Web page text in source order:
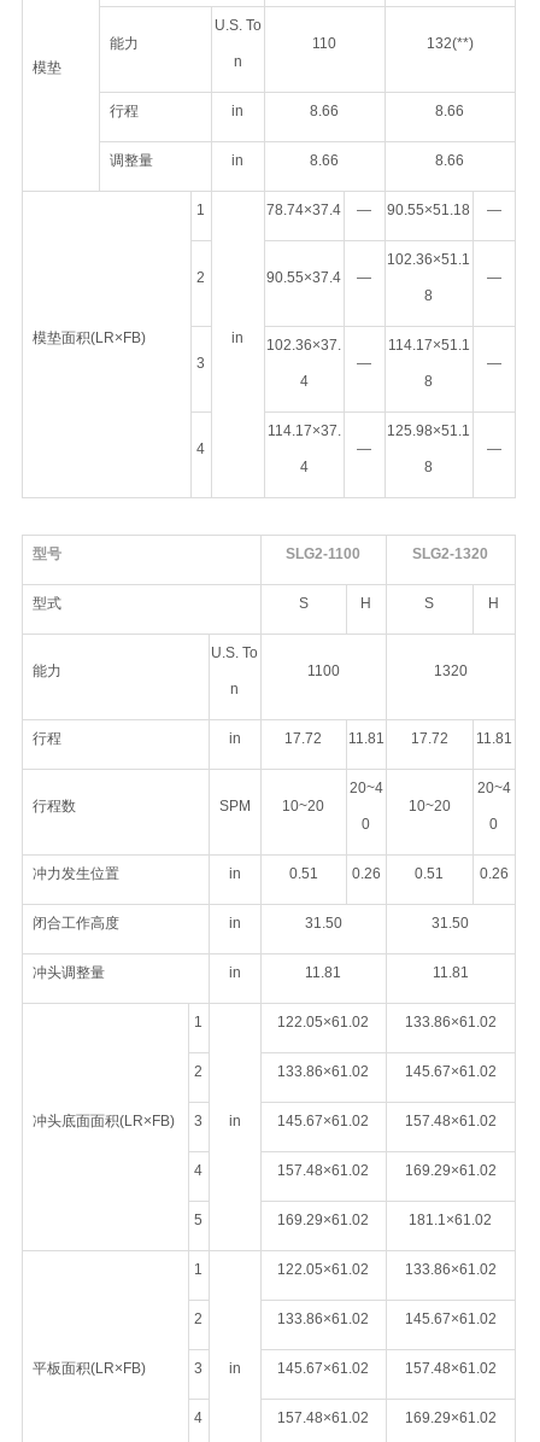
模垫
能力
U.S. To
n
110 132(**)
行程 in 8.66 8.66
调整量 in 8.66 8.66
模垫面积(LR×FB)
1
in
78.74×37.4 — 90.55×51.18 —
2 90.55×37.4 —
102.36×51.1
8
—
3
102.36×37.
4
—
114.17×51.1
8
—
4
114.17×37.
4
—
125.98×51.1
8
—
型号 SLG2-1100 SLG2-1320
型式 S H S H
能力
U.S. To
n
1100 1320
行程 in 17.72 11.81 17.72 11.81
行程数 SPM 10~20
20~4
0
10~20
20~4
0
冲力发生位置 in 0.51 0.26 0.51 0.26
闭合工作高度 in 31.50 31.50
冲头调整量 in 11.81 11.81
冲头底面面积(LR×FB)
1
in
122.05×61.02 133.86×61.02
2 133.86×61.02 145.67×61.02
3 145.67×61.02 157.48×61.02
4 157.48×61.02 169.29×61.02
5 169.29×61.02 181.1×61.02
平板面积(LR×FB)
1
in
122.05×61.02 133.86×61.02
2 133.86×61.02 145.67×61.02
3 145.67×61.02 157.48×61.02
4 157.48×61.02 169.29×61.02